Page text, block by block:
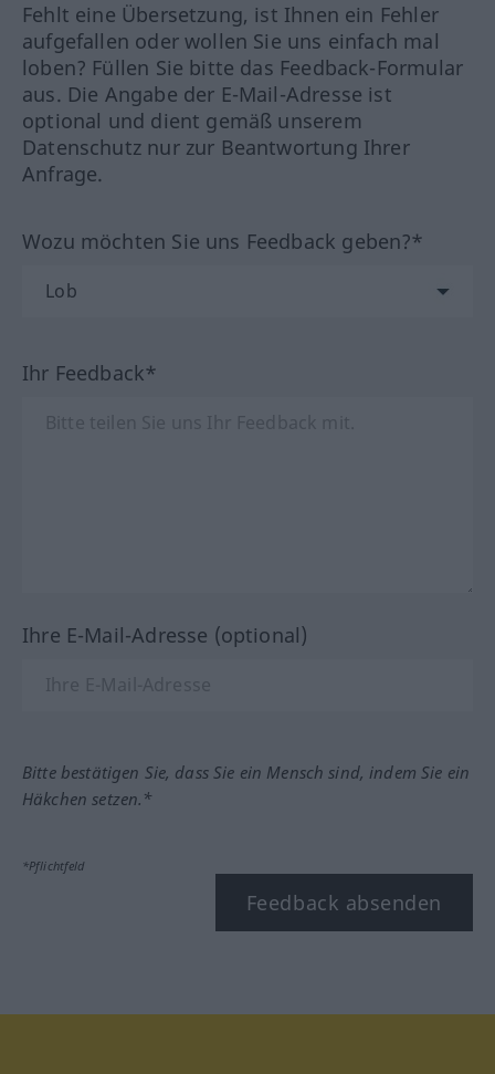
Fehlt eine Übersetzung, ist Ihnen ein Fehler
aufgefallen oder wollen Sie uns einfach mal
loben? Füllen Sie bitte das Feedback-Formular
aus. Die Angabe der E-Mail-Adresse ist
optional und dient gemäß unserem
Datenschutz nur zur Beantwortung Ihrer
Anfrage.
Wozu möchten Sie uns Feedback geben?*
Ihr Feedback*
Ihre E-Mail-Adresse (optional)
Bitte bestätigen Sie, dass Sie ein Mensch sind, indem Sie ein
Häkchen setzen.*
*Pflichtfeld
Feedback absenden